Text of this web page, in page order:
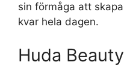
sin förmåga att
kvar hela dagen.
Huda